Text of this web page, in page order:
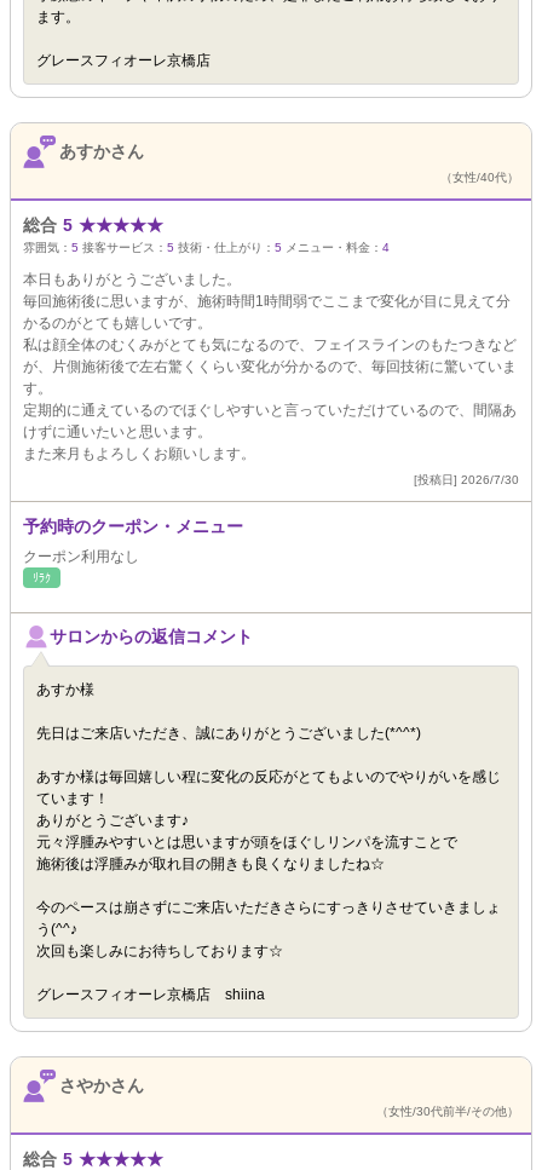
ます。
グレースフィオーレ京橋店
あすかさん
（女性/40代）
総合 5 ★★★★★
雰囲気： 5 接客サービス： 5 技術・仕上がり： 5 メニュー・料金： 4
本日もありがとうございました。
毎回施術後に思いますが、施術時間1時間弱でここまで変化が目に見えて分
かるのがとても嬉しいです。
私は顔全体のむくみがとても気になるので、フェイスラインのもたつきなど
が、片側施術後で左右驚くくらい変化が分かるので、毎回技術に驚いていま
す。
定期的に通えているのでほぐしやすいと言っていただけているので、間隔あ
けずに通いたいと思います。
また来月もよろしくお願いします。
[投稿日] 2026/7/30
予約時のクーポン・メニュー
クーポン利用なし
ﾘﾗｸ
サロンからの返信コメント
あすか様
先日はご来店いただき、誠にありがとうございました(*^^*)
あすか様は毎回嬉しい程に変化の反応がとてもよいのでやりがいを感じ
ています！
ありがとうございます♪
元々浮腫みやすいとは思いますが頭をほぐしリンパを流すことで
施術後は浮腫みが取れ目の開きも良くなりましたね☆
今のペースは崩さずにご来店いただきさらにすっきりさせていきましょ
う(^^♪
次回も楽しみにお待ちしております☆
グレースフィオーレ京橋店 shiina
さやかさん
（女性/30代前半/その他）
総合 5 ★★★★★